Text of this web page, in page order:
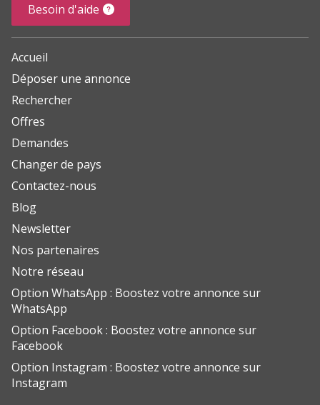
Besoin d'aide
Accueil
Déposer une annonce
Rechercher
Offres
Demandes
Changer de pays
Contactez-nous
Blog
Newsletter
Nos partenaires
Notre réseau
Option WhatsApp : Boostez votre annonce sur
WhatsApp
Option Facebook : Boostez votre annonce sur
Facebook
Option Instagram : Boostez votre annonce sur
Instagram